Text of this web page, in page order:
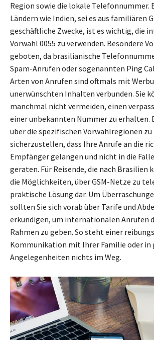
Region sowie die lokale Telefonnummer.
Ländern wie Indien, sei es aus familiären
geschäftliche Zwecke, ist es wichtig, die
Vorwahl 0055 zu verwenden. Besondere
geboten, da brasilianische
Spam-Anrufen oder sogenannten Ping
Arten von Anrufen sind oftmals mit
unerwünschten Inhalten verbunden. Sie
manchmal nicht vermeiden, einen
einer unbekannten Nummer zu erhalten.
über die spezifischen Vorwahlregionen
sicherzustellen, dass Ihre Anrufe an die
Empfänger gelangen und nicht in die
geraten. Für Reisende, die nach Brasilien
die Möglichkeiten, über GSM-Netze zu
praktische Lösung dar. Um
sollten Sie sich vorab über Tarife und
erkundigen, um internationalen Anrufen
Rahmen zu geben. So steht einer
Kommunikation mit Ihrer Familie oder in
Angelegenheiten nichts im Weg.